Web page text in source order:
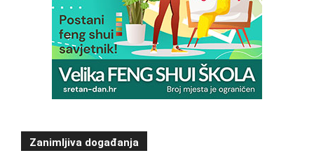
Zanimljiva događanja